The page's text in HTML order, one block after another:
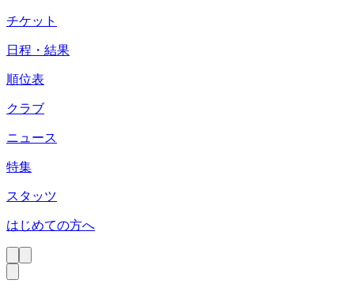
チケット
日程・結果
順位表
クラブ
ニュース
特集
スタッツ
はじめての方へ